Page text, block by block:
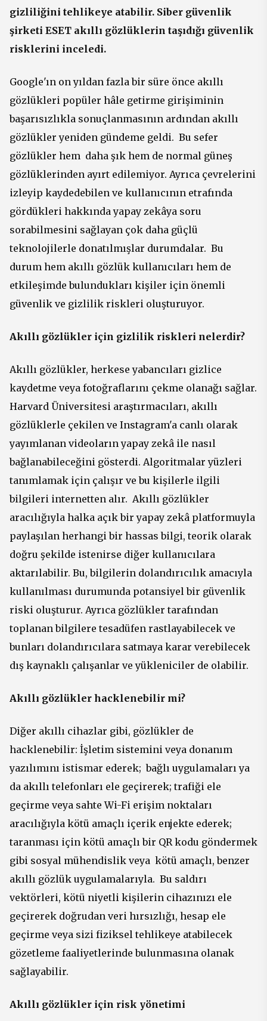
gizliliğini tehlikeye atabilir. Siber güvenlik
şirketi ESET akıllı gözlüklerin taşıdığı güvenlik
risklerini inceledi.
Google'ın on yıldan fazla bir süre önce akıllı
gözlükleri popüler hâle getirme girişiminin
başarısızlıkla sonuçlanmasının ardından akıllı
gözlükler yeniden gündeme geldi. Bu sefer
gözlükler hem daha şık hem de normal güneş
gözlüklerinden ayırt edilemiyor. Ayrıca çevrelerini
izleyip kaydedebilen ve kullanıcının etrafında
gördükleri hakkında yapay zekâya soru
sorabilmesini sağlayan çok daha güçlü
teknolojilerle donatılmışlar durumdalar. Bu
durum hem akıllı gözlük kullanıcıları hem de
etkileşimde bulundukları kişiler için önemli
güvenlik ve gizlilik riskleri oluşturuyor.
Akıllı gözlükler için gizlilik riskleri nelerdir?
Akıllı gözlükler, herkese yabancıları gizlice
kaydetme veya fotoğraflarını çekme olanağı sağlar.
Harvard Üniversitesi araştırmacıları, akıllı
gözlüklerle çekilen ve Instagram'a canlı olarak
yayımlanan videoların yapay zekâ ile nasıl
bağlanabileceğini gösterdi. Algoritmalar yüzleri
tanımlamak için çalışır ve bu kişilerle ilgili
bilgileri internetten alır. Akıllı gözlükler
aracılığıyla halka açık bir yapay zekâ platformuyla
paylaşılan herhangi bir hassas bilgi, teorik olarak
doğru şekilde istenirse diğer kullanıcılara
aktarılabilir. Bu, bilgilerin dolandırıcılık amacıyla
kullanılması durumunda potansiyel bir güvenlik
riski oluşturur. Ayrıca gözlükler tarafından
toplanan bilgilere tesadüfen rastlayabilecek ve
bunları dolandırıcılara satmaya karar verebilecek
dış kaynaklı çalışanlar ve yükleniciler de olabilir.
Akıllı gözlükler hacklenebilir mi?
Diğer akıllı cihazlar gibi, gözlükler de
hacklenebilir: İşletim sistemini veya donanım
yazılımını istismar ederek; bağlı uygulamaları ya
da akıllı telefonları ele geçirerek; trafiği ele
geçirme veya sahte Wi-Fi erişim noktaları
aracılığıyla kötü amaçlı içerik enjekte ederek;
taranması için kötü amaçlı bir QR kodu göndermek
gibi sosyal mühendislik veya kötü amaçlı, benzer
akıllı gözlük uygulamalarıyla. Bu saldırı
vektörleri, kötü niyetli kişilerin cihazınızı ele
geçirerek doğrudan veri hırsızlığı, hesap ele
geçirme veya sizi fiziksel tehlikeye atabilecek
gözetleme faaliyetlerinde bulunmasına olanak
sağlayabilir.
Akıllı gözlükler için risk yönetimi